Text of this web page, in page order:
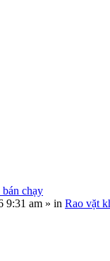
chạy
9:31 am » in Rao vặt